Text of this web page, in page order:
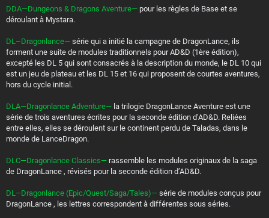
DDA—Dungeons & Dragons Aventure— pour les règles de Base et se
déroulant à Mystara.
DL–Dragonlance— série qui a initié la campagne de DragonLance, ils
forment une suite de modules traditionnels pour AD&D (1ère édition),
excepté les DL 5 qui sont consacrés à la description du monde, le DL 10 qui
est un jeu de plateau et les DL 15 et 16 qui proposent de courtes aventures,
hors du cycle initial.
DLA—Dragonlance Adventure— la trilogie DragonLance Aventure est une
série de trois aventures écrites pour la seconde édition d’AD&D. Reliées
entre elles, elles se déroulent sur le continent perdu de Taladas, dans le
monde de LanceDragon.
DLC—Dragonlance Classics— rassemble les modules originaux de la saga
de DragonLance , révisés pour la seconde édition d’AD&D.
DL–Dragonlance (Epic/Quest/Saga/Tales)— série de modules conçus pour
DragonLance , les lettres correspondent à différentes sous séries.